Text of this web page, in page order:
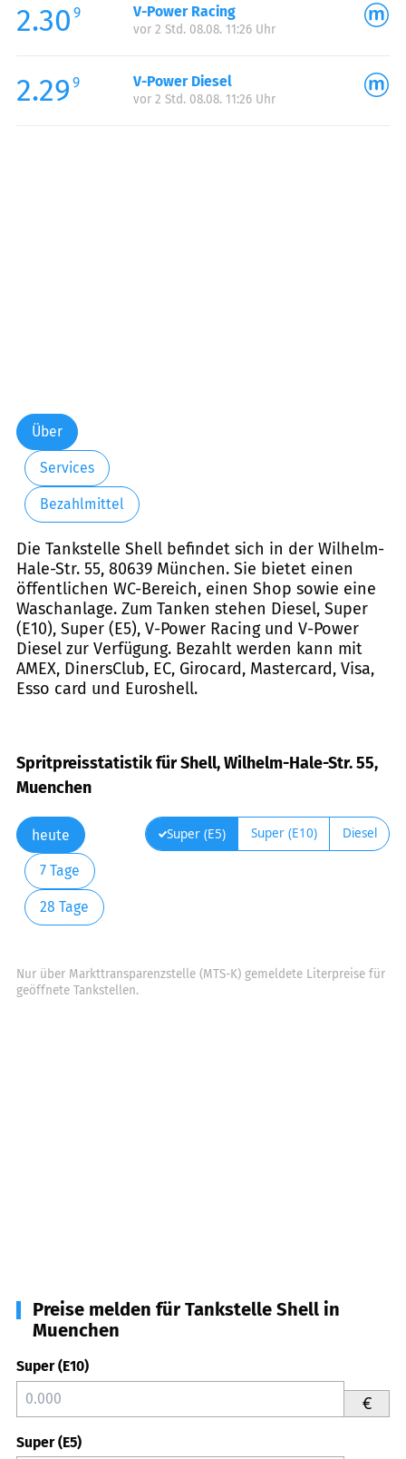
2.30 9 V-Power Racing
vor 2 Std. 08.08. 11:26 Uhr
2.29 9 V-Power Diesel
vor 2 Std. 08.08. 11:26 Uhr
Über
Services
Bezahlmittel
Die Tankstelle Shell befindet sich in der Wilhelm-
Hale-Str. 55, 80639 München. Sie bietet einen
öffentlichen WC-Bereich, einen Shop sowie eine
Waschanlage. Zum Tanken stehen Diesel, Super
(E10), Super (E5), V-Power Racing und V-Power
Diesel zur Verfügung. Bezahlt werden kann mit
AMEX, DinersClub, EC, Girocard, Mastercard, Visa,
Esso card und Euroshell.
Spritpreisstatistik für Shell, Wilhelm-Hale-Str. 55,
Muenchen
heute
7 Tage
28 Tage
Super (E5) Super (E10) Diesel
Nur über Markttransparenzstelle (MTS-K) gemeldete Literpreise für
geöffnete Tankstellen.
Preise melden für Tankstelle Shell in
Muenchen
Super (E10)
€
Super (E5)